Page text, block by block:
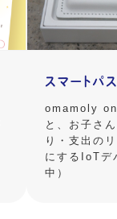
スマートパ
omamoly
と、お子さ
り・支出の
にするIoTデ
中）